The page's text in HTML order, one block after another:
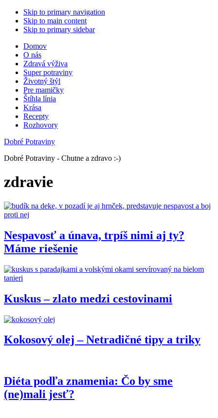
Skip to primary navigation
Skip to main content
Skip to primary sidebar
Domov
O nás
Zdravá výživa
Super potraviny
Životný štýl
Pre mamičky
Štíhla línia
Krása
Recepty
Rozhovory
Dobré Potraviny
Dobré Potraviny - Chutne a zdravo :-)
zdravie
Nespavosť a únava, trpíš nimi aj ty?
Máme riešenie
Kuskus – zlato medzi cestovinami
Kokosový olej – Netradičné tipy a triky
Diéta podľa znamenia: Čo by sme
(ne)mali jesť?